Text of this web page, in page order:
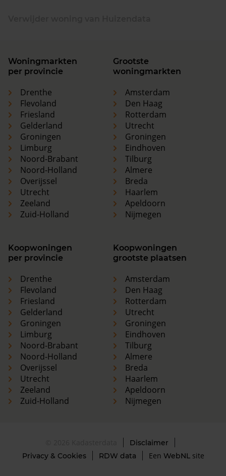
Woningmarkten
per provincie
Drenthe
Flevoland
Friesland
Gelderland
Groningen
Limburg
Noord-Brabant
Noord-Holland
Overijssel
Utrecht
Zeeland
Zuid-Holland
Grootste
woningmarkten
Amsterdam
Den Haag
Rotterdam
Utrecht
Groningen
Eindhoven
Tilburg
Almere
Breda
Haarlem
Apeldoorn
Nijmegen
Koopwoningen
per provincie
Drenthe
Flevoland
Friesland
Gelderland
Groningen
Limburg
Noord-Brabant
Noord-Holland
Overijssel
Utrecht
Zeeland
Zuid-Holland
Koopwoningen
grootste plaatsen
Amsterdam
Den Haag
Rotterdam
Utrecht
Groningen
Eindhoven
Tilburg
Almere
Breda
Haarlem
Apeldoorn
Nijmegen
Disclaimer
Privacy & Cookies
RDW data Een WebNLsite